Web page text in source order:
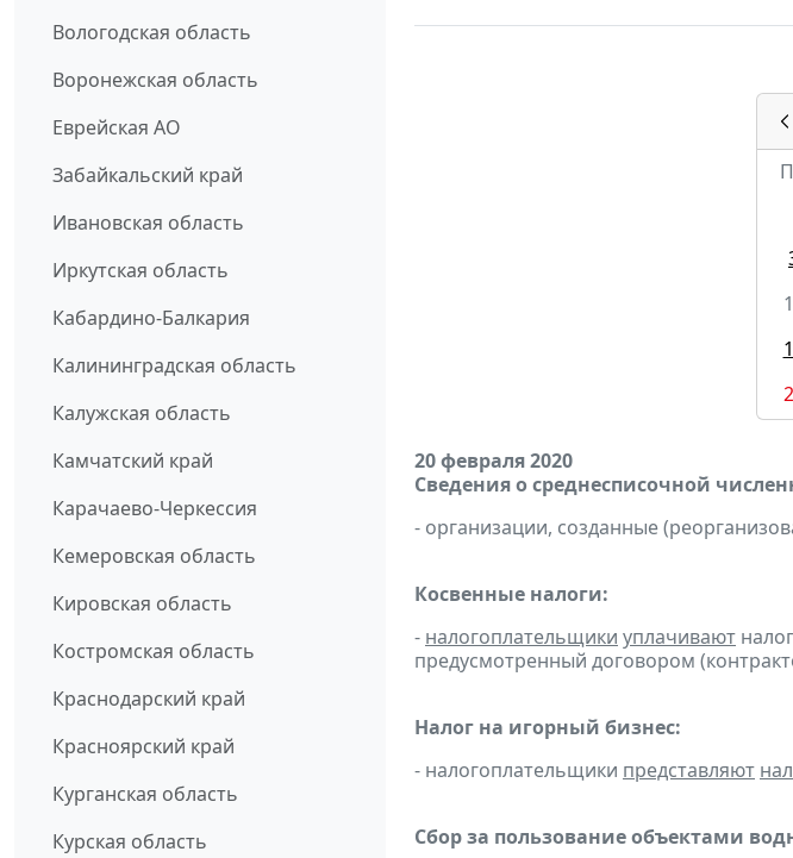
Вологодская область
Воронежская область
Еврейская АО
Забайкальский край
Ивановская область
Иркутская область
Кабардино-Балкария
Калининградская область
Калужская область
Камчатский край
Карачаево-Черкессия
Кемеровская область
Кировская область
Костромская область
Краснодарский край
Красноярский край
Курганская область
Курская область
20 февраля 2020
Сведения о среднесписочной
- организации, созданные
Косвенные налоги:
- налогоплательщики уплачивают
предусмотренный договором
Налог на игорный бизнес:
- налогоплательщики представляют
Сбор за пользование объектами